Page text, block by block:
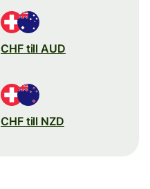
CHF till AUD
CHF till NZD